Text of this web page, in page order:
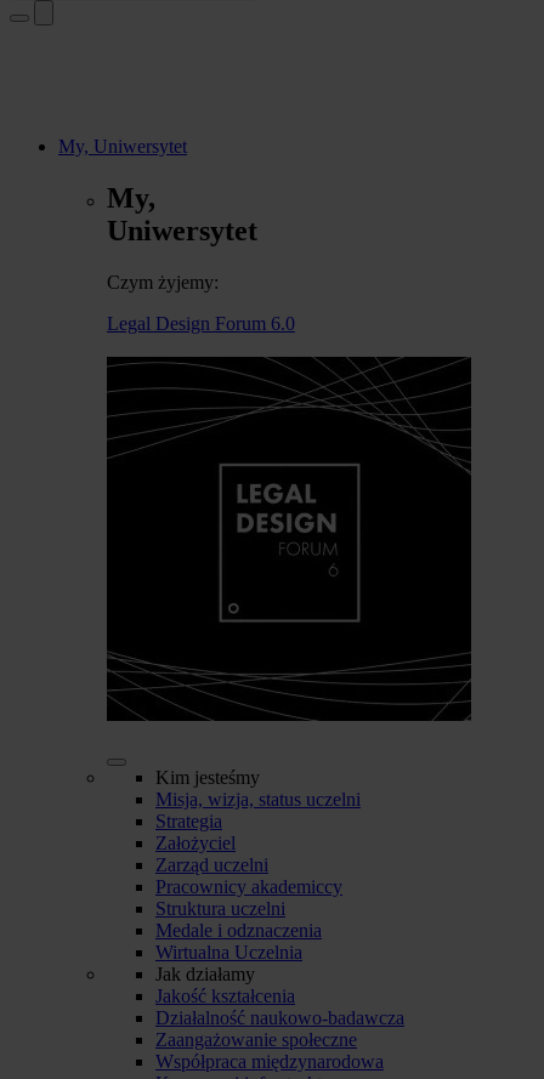
My, Uniwersytet
My,
Uniwersytet
Czym żyjemy:
Legal Design Forum 6.0
Kim jesteśmy
Misja, wizja, status uczelni
Strategia
Założyciel
Zarząd uczelni
Pracownicy akademiccy
Struktura uczelni
Medale i odznaczenia
Wirtualna Uczelnia
Jak działamy
Jakość kształcenia
Działalność naukowo-badawcza
Zaangażowanie społeczne
Współpraca międzynarodowa